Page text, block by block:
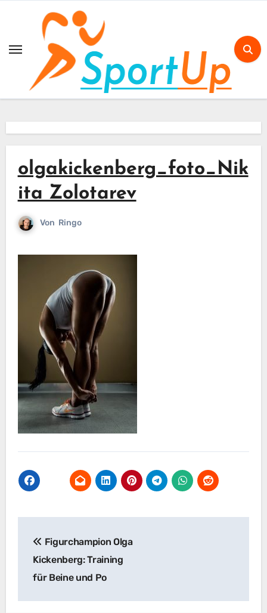
olgakickenberg_foto_Nik
ita Zolotarev
Von Ringo
Figurchampion Olga
Kickenberg: Training
für Beine und Po